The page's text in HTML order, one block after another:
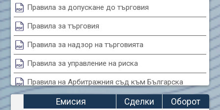
Airbus SE (AIR)
Aixtron SE (AIXA)
Algonquin Power & Utilities Corp (751)
Alibaba Group Holding Ltd. (AHLA)
Allianz SE (ALV)
Alphabet Inc. (ABEA)
Alphabet Inc. (ABEC)
Altria Group Inc. (PHM7)
Amazon.com Inc. (AMZ)
Правила за допускане до търговия
Правила за търговия
Правила за надзор на търговията
Правила за управление на риска
Правила на Арбитражния съд към Българска
фондова борса
Емисия Сделки
Оборот